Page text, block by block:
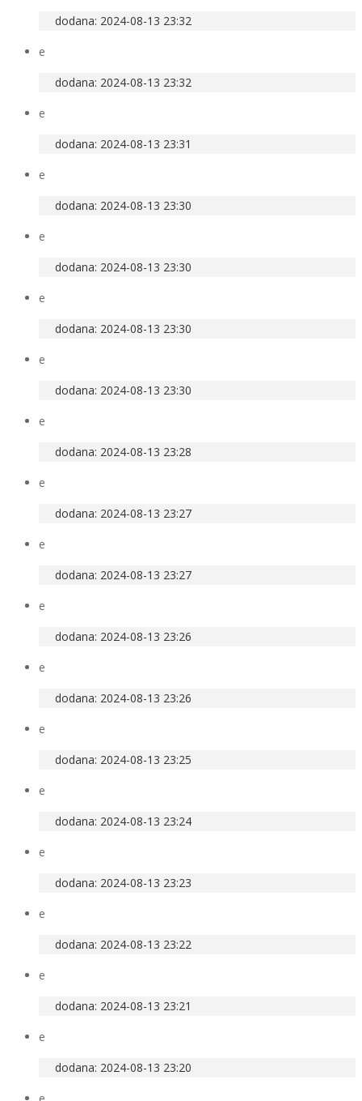
dodana: 2024-08-13 23:32
e
dodana: 2024-08-13 23:32
e
dodana: 2024-08-13 23:31
e
dodana: 2024-08-13 23:30
e
dodana: 2024-08-13 23:30
e
dodana: 2024-08-13 23:30
e
dodana: 2024-08-13 23:30
e
dodana: 2024-08-13 23:28
e
dodana: 2024-08-13 23:27
e
dodana: 2024-08-13 23:27
e
dodana: 2024-08-13 23:26
e
dodana: 2024-08-13 23:26
e
dodana: 2024-08-13 23:25
e
dodana: 2024-08-13 23:24
e
dodana: 2024-08-13 23:23
e
dodana: 2024-08-13 23:22
e
dodana: 2024-08-13 23:21
e
dodana: 2024-08-13 23:20